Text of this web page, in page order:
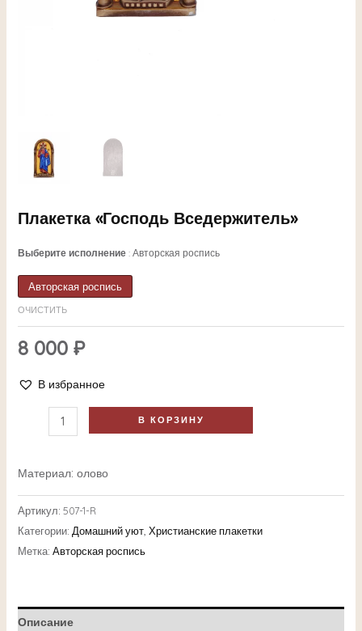
Плакетка «Господь Вседержитель»
Выберите исполнение Авторская роспись
Авторская роспись
ОЧИСТИТЬ
8 000 ₽
В избранное
В КОРЗИНУ
Материал: олово
Артикул: 507-1-R
Категории: Домашний уют, Христианские плакетки
Метка: Авторская роспись
Описание